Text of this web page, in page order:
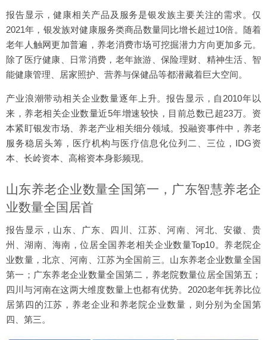
报告显示，健康相关产品及服务是银发族主要关注的需求。仅
2021年，银发族对健康服务类商品数量同比增长超过10倍。随着
老年人触网更加普遍，养老消费市场可挖掘潜力方向更加多元。
除了医疗健康、日常消费，老年旅游、保险理财、精神生活、智
能健康管理、居家照护、营养与保健品等都潜藏着巨大空间。
产业浪潮带动相关企业数量逐年上升。报告显示，自2010年以
来，养老相关企业数量近5年增速较快，目前总数已超23万。资
本紧盯银发市场、养老产业相关细分领域。投融资事件中，养老
服务稳居头筹，医疗机构与医疗信息化位列二、三位，IDG资
本、长岭资本、高榕资本身影频现。
山东养老企业数量全国第一，广东智慧养老企
业数量全国居首
报告显示，山东、广东、四川、江苏、河南、河北、安徽、贵
州、湖南、海南，位居全国养老相关企业数量Top10。养老院企
业数量，北京、河南、江苏为全国前三。山东养老企业数量全国
第一；广东养老企业数量全国第二，养老院数量位居全国第五；
四川与河南在这两大维度数量上也都有优势。2020老年抚养比位
居第四的江苏，养老企业和养老院企业数量，则分别为全国第
四、第三。